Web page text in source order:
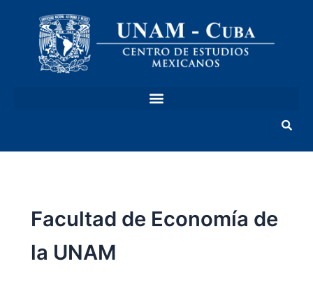
contenido
Facultad de Economía de
la UNAM